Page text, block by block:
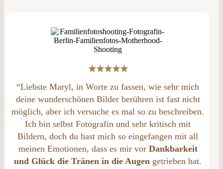
“Liebste Maryl, in Worte zu fassen, wie sehr mich
deine wunderschönen Bilder berühren ist fast nicht
möglich, aber ich versuche es mal so zu beschreiben.
Ich bin selbst Fotografin und sehr kritisch mit
Bildern, doch du hast mich so eingefangen mit all
meinen Emotionen, dass es mir vor Dankbarkeit
und Glück die Tränen in die Augen getrieben hat.